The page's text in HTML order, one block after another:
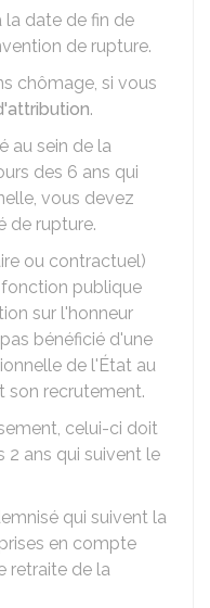
la date de fin de
de rupture.
chômage, si vous
.
au sein de la
des 6 ans qui
vous devez
de rupture.
ou contractuel)
publique
sur l'honneur
bénéficié d'une
de l'État au
son recrutement.
celui-ci doit
2 ans qui suivent le
qui suivent la
en compte
retraite de la